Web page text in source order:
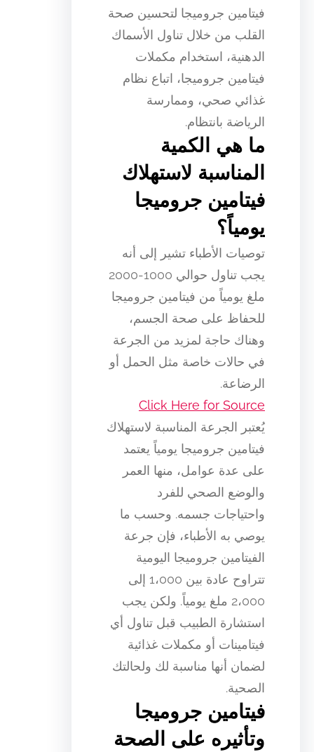
فيتامين جروميجا لتحسين صحة
القلب من خلال تناول الأسماك
الدهنية، استخدام مكملات
فيتامين جروميجا، اتباع نظام
غذائي صحي، وممارسة
الرياضة بانتظام.
ما هي الكمية
المناسبة لاستهلاك
فيتامين جروميجا
يومياً؟
توصيات الأطباء تشير إلى أنه
يجب تناول حوالي 1000-2000
ملغ يومياً من فيتامين جروميجا
للحفاظ على صحة الجسم،
وهناك حاجة لمزيد من الجرعة
في حالات خاصة مثل الحمل أو
الرضاعة.
Click Here for Source
يُعتبر الجرعة المناسبة لاستهلاك
فيتامين جروميجا يومياً يعتمد
على عدة عوامل، منها العمر
والوضع الصحي للفرد
واحتياجات جسمه. وحسب ما
يوصي به الأطباء، فإن جرعة
الفيتامين جروميجا اليومية
تتراوح عادة بين 1،000 إلى
2،000 ملغ يومياً. ولكن يجب
استشارة الطبيب قبل تناول أي
فيتامينات أو مكملات غذائية
لضمان أنها مناسبة لك ولحالتك
الصحية.
فيتامين جروميجا
وتأثيره على الصحة